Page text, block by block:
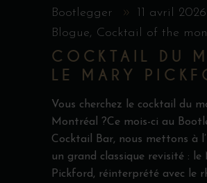
Bootlegger
11 avril 2026
Blogue, Cocktail of the
COCKTAIL DU
LE MARY
Vous cherchez le cocktail du
Montréal ?Ce mois-ci au
Cocktail Bar, nous mettons à
un grand classique revisité : le
Pickford, réinterprété avec le